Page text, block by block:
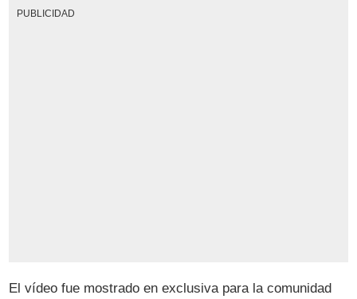
PUBLICIDAD
El vídeo fue mostrado en exclusiva para la comunidad